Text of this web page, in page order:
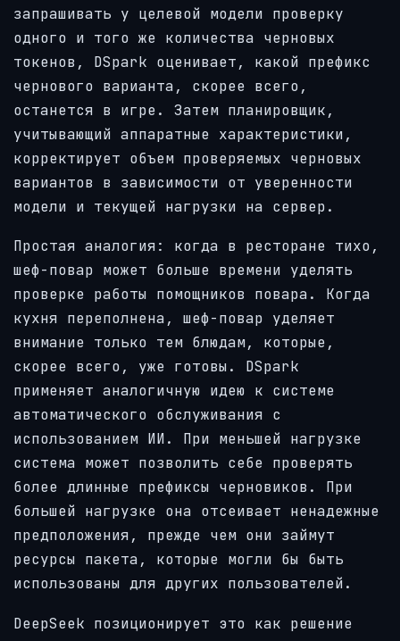
запрашивать у целевой модели проверку
одного и того же количества черновых
токенов, DSpark оценивает, какой префикс
чернового варианта, скорее всего,
останется в игре. Затем планировщик,
учитывающий аппаратные характеристики,
корректирует объем проверяемых черновых
вариантов в зависимости от уверенности
модели и текущей нагрузки на сервер.
Простая аналогия: когда в ресторане тихо,
шеф-повар может больше времени уделять
проверке работы помощников повара. Когда
кухня переполнена, шеф-повар уделяет
внимание только тем блюдам, которые,
скорее всего, уже готовы. DSpark
применяет аналогичную идею к системе
автоматического обслуживания с
использованием ИИ. При меньшей нагрузке
система может позволить себе проверять
более длинные префиксы черновиков. При
большей нагрузке она отсеивает ненадежные
предположения, прежде чем они займут
ресурсы пакета, которые могли бы быть
использованы для других пользователей.
DeepSeek позиционирует это как решение